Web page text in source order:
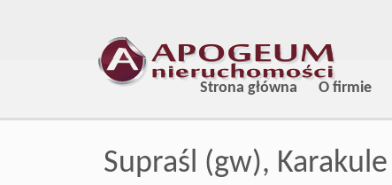
Strona główna O firmie
Supraśl (gw), Karakule